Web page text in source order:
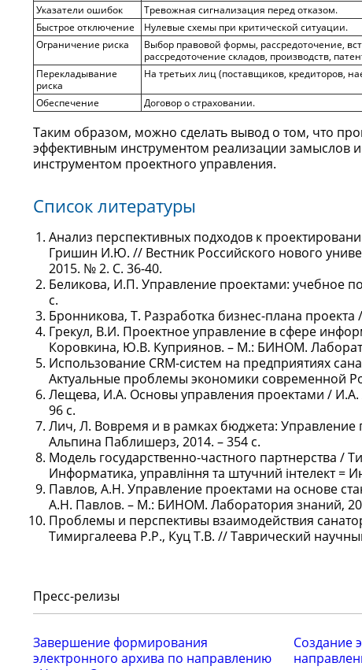
Указатели ошибок
Тревожная сигнализация перед отказом.
Быстрое отключение
Нулевые схемы при критической ситуации.
Ограничение риска
Выбор правовой формы, рассредоточение,
рассредоточение складов, производств,
Перекладывание
риска
На третьих лиц (поставщиков, кредиторов,
Обеспечение Договор о страховании.
Таким образом, можно сделать вывод о том, что
эффективным инструментом реализации замыслов
инструментом проектного управления.
Список литературы
Анализ перспективных подходов к
Гришин И.Ю. // Вестник Российского нового
2015. № 2. С. 36-40.
Беликова, И.П. Управление проектами: учебное
с.
Бронникова, Т. Разработка бизнес-плана
Грекул, В.И. Проектное управление в сфере
Коровкина, Ю.В. Куприянов. – М.: БИНОМ.
Использование CRM-систем на предприятиях
Актуальные проблемы экономики современной
Лещева, И.А. Основы управления проектами /
96 с.
Лич, Л. Вовремя и в рамках бюджета: Управление
Альпина Паблишерз, 2014. – 354 с.
Модель государственно-частного партнерства
Информатика, управлiння та штучний iнтелект =
Павлов, А.Н. Управление проектами на основе
А.Н. Павлов. – М.: БИНОМ. Лаборатория знаний,
Проблемы и перспективы взаимодействия
Тимиргалеева Р.Р., Куц Т.В. // Таврический
Пресс-релизы
Завершение формирования
электронного архива по направлению
Создание